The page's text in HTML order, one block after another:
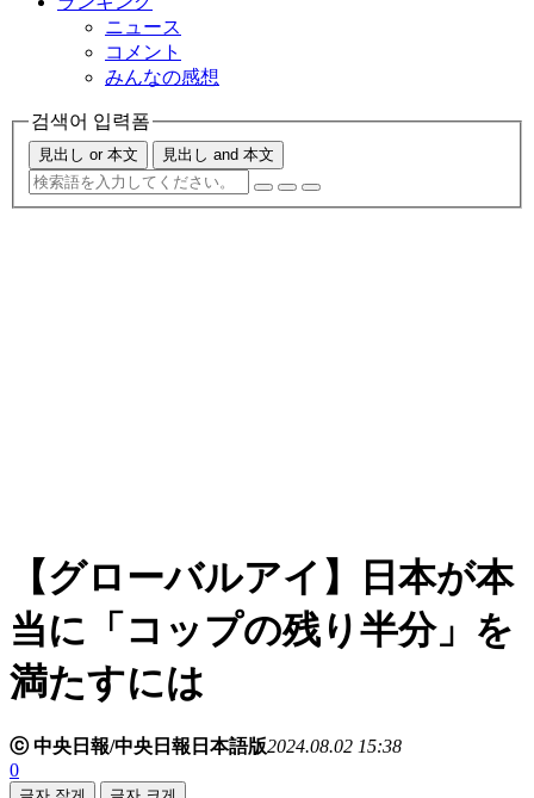
ニュース
コメント
みんなの感想
검색어 입력폼
見出し or 本文 見出し and 本文
【グローバルアイ】日本が本
当に「コップの残り半分」を
満たすには
ⓒ 中央日報/中央日報日本語版2024.08.02 15:38
0